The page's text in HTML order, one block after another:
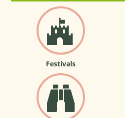
Festivals